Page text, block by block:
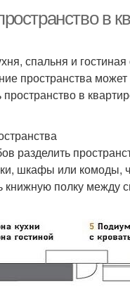
в
спальня и
пространства
в
шкафы или комоды,
полку между